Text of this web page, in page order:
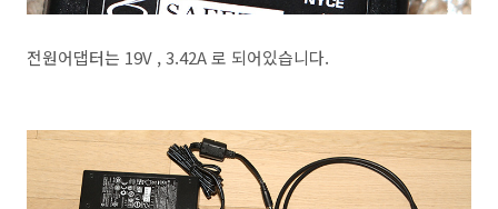
전원어댑터는 19V , 3.42A 로 되어있습니다.